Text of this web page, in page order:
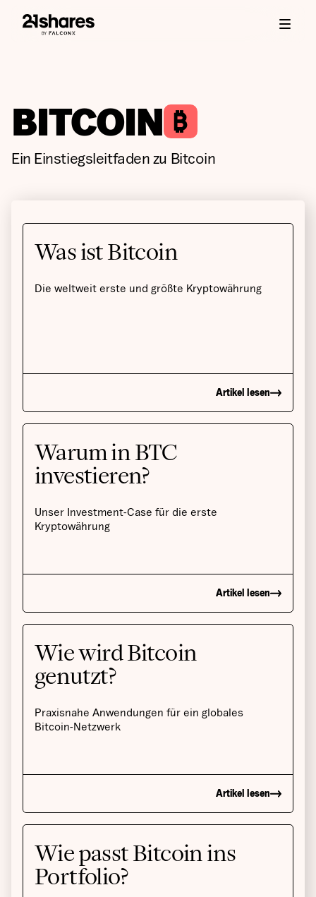
BITCOIN
Ein Einstiegsleitfaden zu Bitcoin
Was ist Bitcoin
Die weltweit erste und größte Kryptowährung
Artikel lesen
Warum in BTC
investieren?
Unser Investment-Case für die erste
Kryptowährung
Artikel lesen
Wie wird Bitcoin
genutzt?
Praxisnahe Anwendungen für ein globales
Bitcoin-Netzwerk
Artikel lesen
Wie passt Bitcoin ins
Portfolio?